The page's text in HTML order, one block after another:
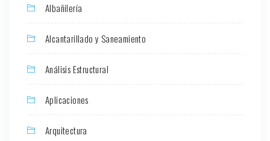
Albañilería
Alcantarillado y Saneamiento
Análisis Estructural
Aplicaciones
Arquitectura